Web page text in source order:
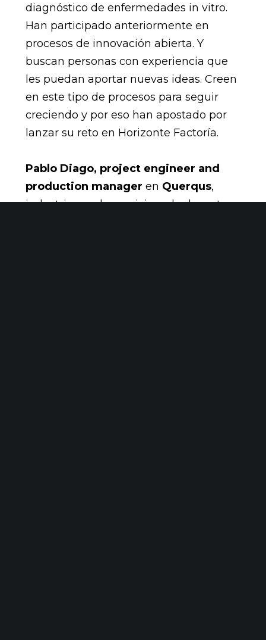
diagnóstico de enfermedades in vitro.
Han participado anteriormente en
procesos de innovación abierta. Y
buscan personas con experiencia que
les puedan aportar nuevas ideas. Creen
en este tipo de procesos para seguir
creciendo y por eso han apostado por
lanzar su reto en Horizonte Factoría.
Pablo Diago, project engineer and
production manager en Querqus,
industria que ha posicionado dos retos